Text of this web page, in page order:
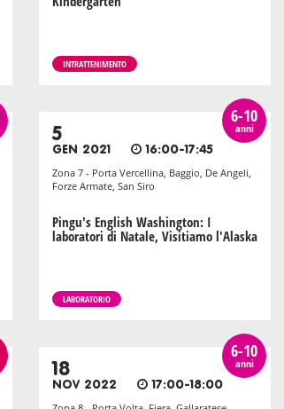
INTRATTENIMENTO
6-10
anni
5
GEN 2021 16:00-17:45
Zona 7 - Porta Vercellina, Baggio, De Angeli,
Forze Armate, San Siro
Pingu's English Washington: I
laboratori di Natale, Visitiamo l'Alaska
LABORATORIO
6-10
anni
18
NOV 2022 17:00-18:00